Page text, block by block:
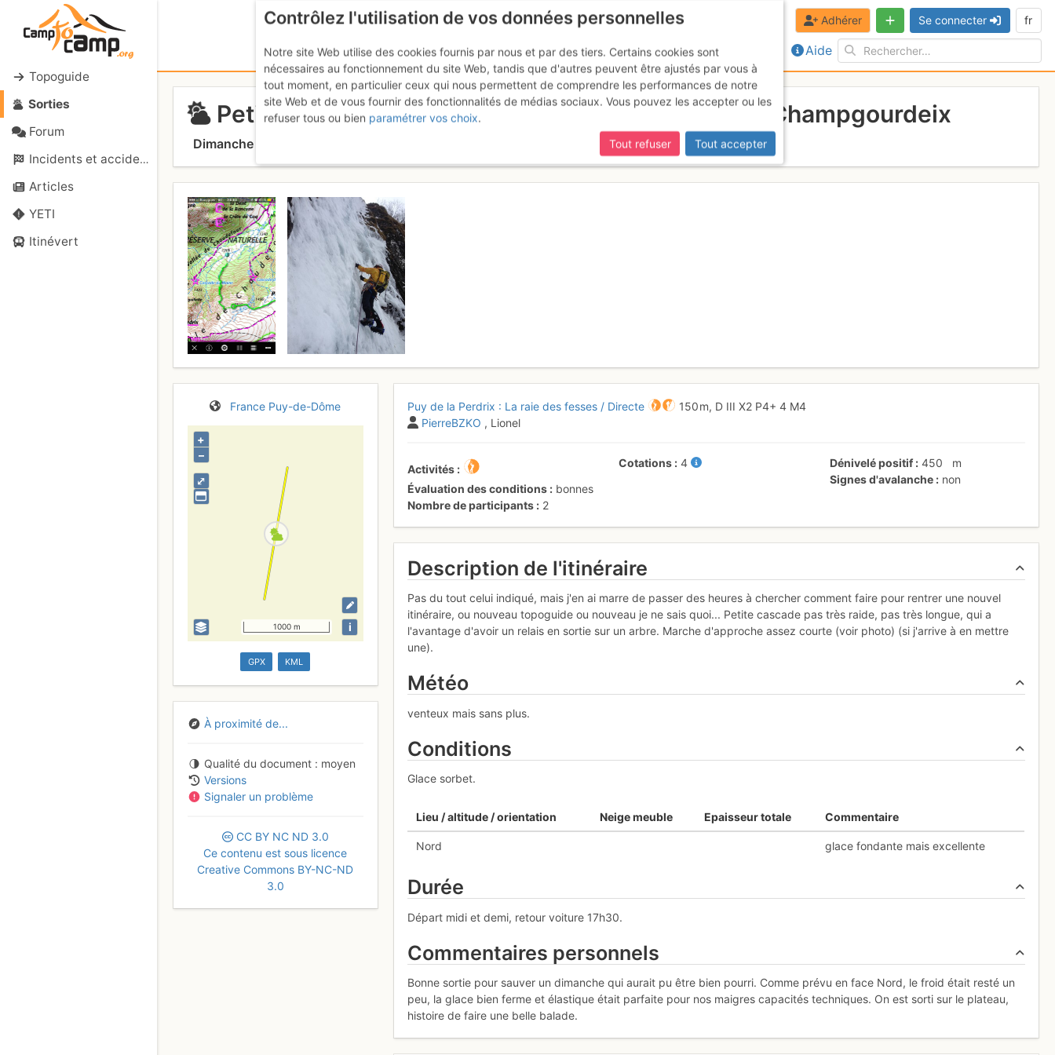
Topoguide
Sorties
Forum
Incidents et accidents
Articles
YETI
Itinévert
Aide
Adhérer Se connecter fr
Petite cascade au pied du Puy de la Perdrix et du Champgourdeix
Dimanche 12 février 2017
France Puy-de-Dôme
⤢
+
–
1000 m i
GPX KML
À proximité de...
Qualité du document
moyen
Versions
Signaler un problème
CC BY NC ND 3.0
Ce contenu est sous licence
Creative Commons BY-NC-ND
3.0
Puy de la Perdrix : La raie des fesses / Directe 150 m, D III X2 P4+ 4 M4
PierreBZKO , Lionel
Activités
Évaluation des conditions
bonnes
Nombre de participants
2
Cotations 4 Dénivelé positif 450
m
Signes d'avalanche
non
Description de l'itinéraire
Pas du tout celui indiqué, mais j'en ai marre de passer des heures à chercher comment faire pour rentrer une nouvel
itinéraire, ou nouveau topoguide ou nouveau je ne sais quoi... Petite cascade pas très raide, pas très longue, qui a
l'avantage d'avoir un relais en sortie sur un arbre. Marche d'approche assez courte (voir photo) (si j'arrive à en mettre
une).
Météo
venteux mais sans plus.
Conditions
Glace sorbet.
Lieu / altitude / orientation Neige meuble Epaisseur totale Commentaire
Nord glace fondante mais excellente
Durée
Départ midi et demi, retour voiture 17h30.
Commentaires personnels
Bonne sortie pour sauver un dimanche qui aurait pu être bien pourri. Comme prévu en face Nord, le froid était resté un
peu, la glace bien ferme et élastique était parfaite pour nos maigres capacités techniques. On est sorti sur le plateau,
histoire de faire une belle balade.
Contrôlez l'utilisation de vos données personnelles
Notre site Web utilise des cookies fournis par nous et par des tiers. Certains cookies sont
nécessaires au fonctionnement du site Web, tandis que d'autres peuvent être ajustés par vous à
tout moment, en particulier ceux qui nous permettent de comprendre les performances de notre
site Web et de vous fournir des fonctionnalités de médias sociaux. Vous pouvez les accepter ou les
refuser tous ou bien paramétrer vos choix.
Tout refuser
Tout accepter